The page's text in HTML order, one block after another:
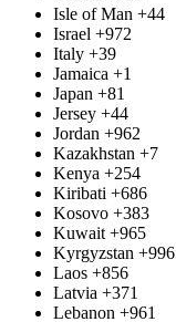
Isle of Man +44
Israel +972
Italy +39
Jamaica +1
Japan +81
Jersey +44
Jordan +962
Kazakhstan +7
Kenya +254
Kiribati +686
Kosovo +383
Kuwait +965
Kyrgyzstan +996
Laos +856
Latvia +371
Lebanon +961